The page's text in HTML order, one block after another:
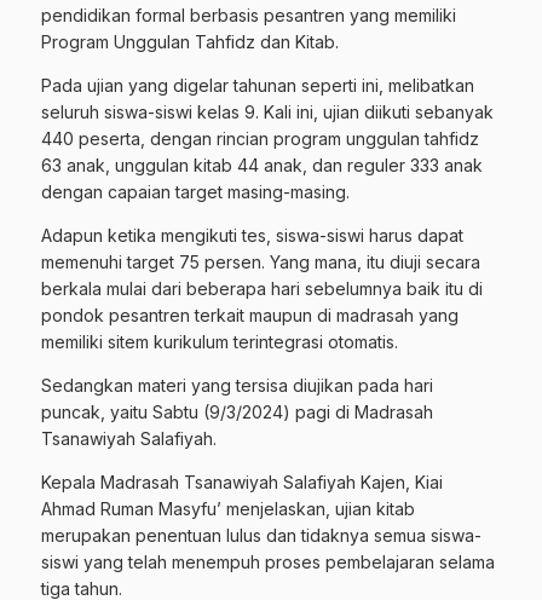
pendidikan formal berbasis pesantren yang memiliki
Program Unggulan Tahfidz dan Kitab.
Pada ujian yang digelar tahunan seperti ini, melibatkan
seluruh siswa-siswi kelas 9. Kali ini, ujian diikuti sebanyak
440 peserta, dengan rincian program unggulan tahfidz
63 anak, unggulan kitab 44 anak, dan reguler 333 anak
dengan capaian target masing-masing.
Adapun ketika mengikuti tes, siswa-siswi harus dapat
memenuhi target 75 persen. Yang mana, itu diuji secara
berkala mulai dari beberapa hari sebelumnya baik itu di
pondok pesantren terkait maupun di madrasah yang
memiliki sitem kurikulum terintegrasi otomatis.
Sedangkan materi yang tersisa diujikan pada hari
puncak, yaitu Sabtu (9/3/2024) pagi di Madrasah
Tsanawiyah Salafiyah.
Kepala Madrasah Tsanawiyah Salafiyah Kajen, Kiai
Ahmad Ruman Masyfu’ menjelaskan, ujian kitab
merupakan penentuan lulus dan tidaknya semua siswa-
siswi yang telah menempuh proses pembelajaran selama
tiga tahun.